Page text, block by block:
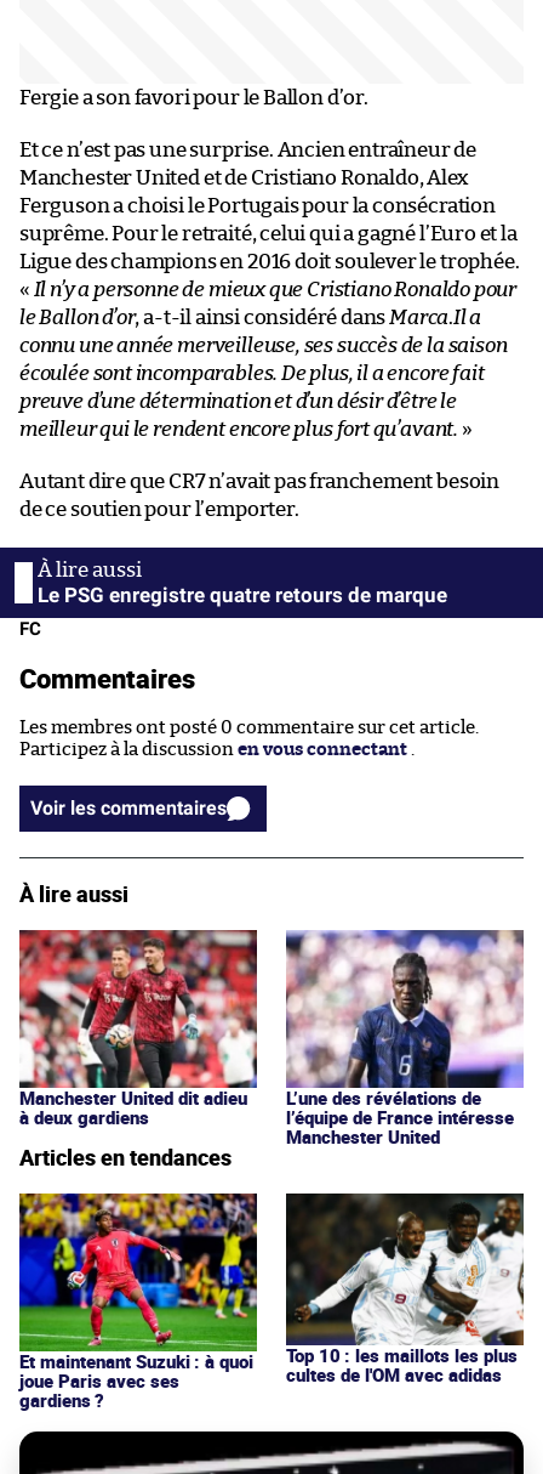
Fergie a son favori pour le Ballon d’or.
Et ce n’est pas une surprise. Ancien entraîneur de
Manchester United et de Cristiano Ronaldo, Alex
Ferguson a choisi le Portugais pour la consécration
suprême. Pour le retraité, celui qui a gagné l’Euro et la
Ligue des champions en 2016 doit soulever le trophée.
« Il n’y a personne de mieux que Cristiano Ronaldo pour
le Ballon d’or, a-t-il ainsi considéré dans Marca.Il a
connu une année merveilleuse, ses succès de la saison
écoulée sont incomparables. De plus, il a encore fait
preuve d’une détermination et d’un désir d’être le
meilleur qui le rendent encore plus fort qu’avant. »
Autant dire que CR7 n’avait pas franchement besoin
de ce soutien pour l’emporter.
Le PSG enregistre quatre retours de marque
FC
Commentaires
Les membres ont posté 0 commentaire sur cet article.
Participez à la discussion en vous connectant .
Voir les commentaires
À lire aussi
Manchester United dit adieu
à deux gardiens
L’une des révélations de
l’équipe de France intéresse
Manchester United
Articles en tendances
Et maintenant Suzuki : à quoi
joue Paris avec ses
gardiens ?
Top 10 : les maillots les plus
cultes de l'OM avec adidas